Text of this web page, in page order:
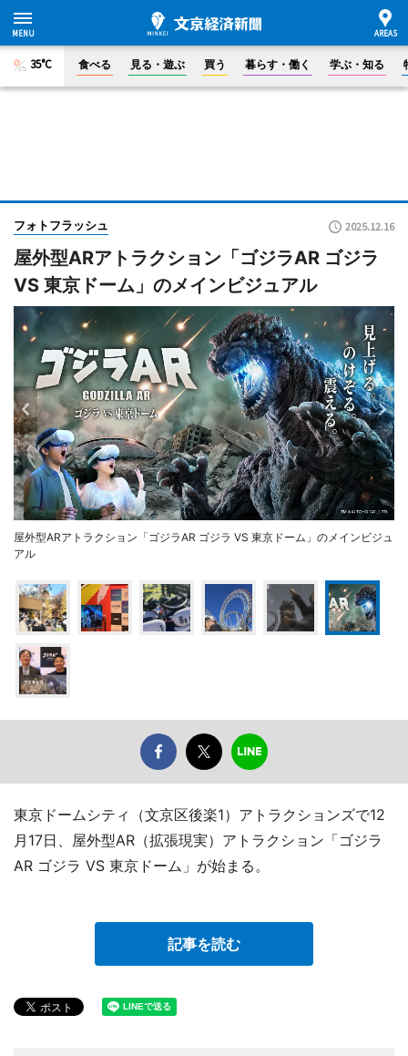
35°C 食べる 見る・遊ぶ 買う 暮らす・働く 学ぶ・知る
フォトフラッシュ 2025.12.16
屋外型ARアトラクション「ゴジラAR ゴジラ
VS 東京ドーム」のメインビジュアル
屋外型ARアトラクション「ゴジラAR ゴジラ VS 東京ドーム」のメインビジュ
アル
東京ドームシティ（文京区後楽1）アトラクションズで12
月17日、屋外型AR（拡張現実）アトラクション「ゴジラ
AR ゴジラ VS 東京ドーム」が始まる。
記事を読む